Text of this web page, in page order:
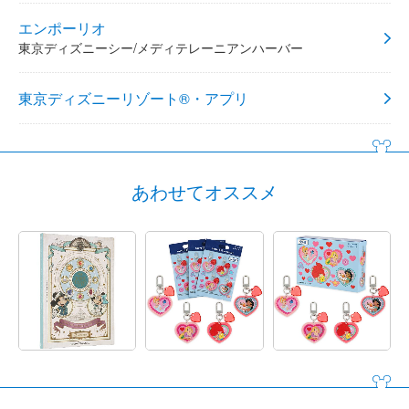
エンポーリオ
東京ディズニーシー/メディテレーニアンハーバー
東京ディズニーリゾート®・アプリ
あわせてオススメ